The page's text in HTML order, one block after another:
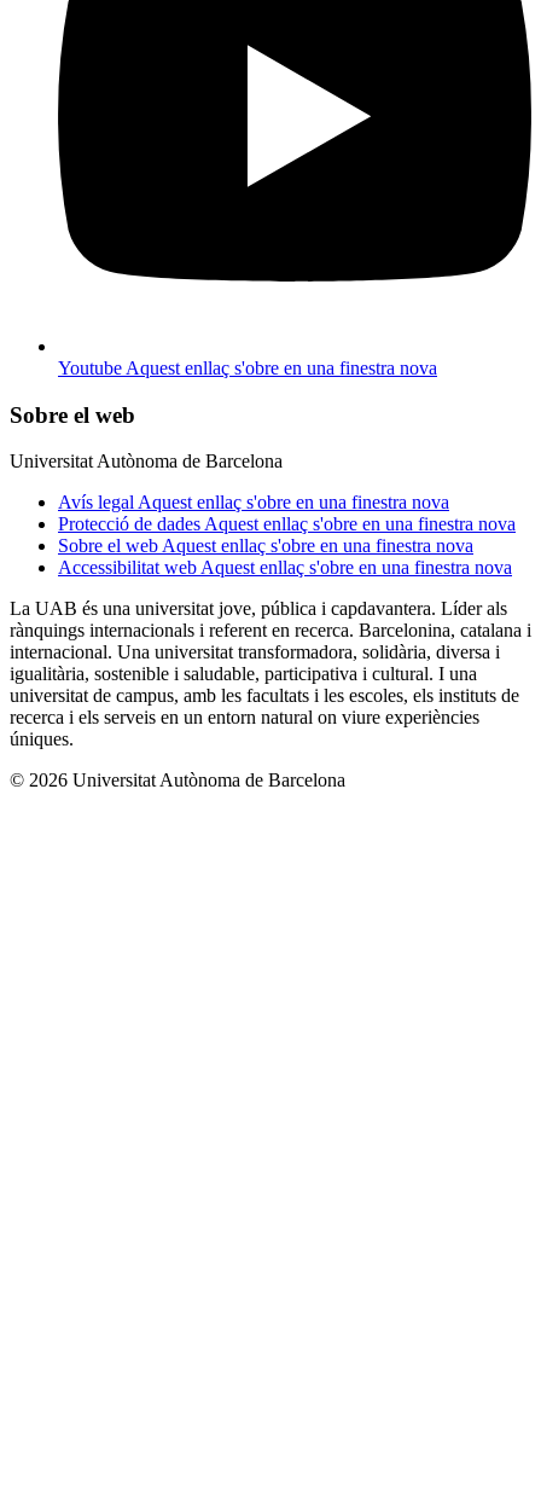
Youtube Aquest enllaç s'obre en una finestra nova
Sobre el web
Universitat Autònoma de Barcelona
Avís legalAquest enllaç s'obre en una finestra nova
Protecció de dadesAquest enllaç s'obre en una finestra nova
Sobre el webAquest enllaç s'obre en una finestra nova
Accessibilitat webAquest enllaç s'obre en una finestra nova
La UAB és una universitat jove, pública i capdavantera. Líder als
rànquings internacionals i referent en recerca. Barcelonina, catalana i
internacional. Una universitat transformadora, solidària, diversa i
igualitària, sostenible i saludable, participativa i cultural. I una
universitat de campus, amb les facultats i les escoles, els instituts de
recerca i els serveis en un entorn natural on viure experiències
úniques.
© 2026 Universitat Autònoma de Barcelona